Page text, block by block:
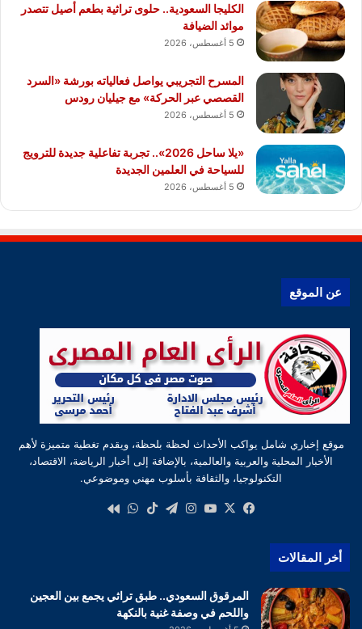
الكليجا السعودية.. حلوى تراثية بطعم أصيل تتصدر
موائد الضيافة
5 أغسطس، 2026
المسرح التجريبي يواصل فعالياته بورشة «السرد
القصصي عبر الحركة» مع جيليان رودس
5 أغسطس، 2026
«يلا ساحل 2026».. تجربة تفاعلية جديدة للترويج
للسياحة في العلمين الجديدة
5 أغسطس، 2026
عن الموقع
موقع إخباري شامل يواكب الأحداث لحظة بلحظة، ويقدم تغطية متميزة لأهم
الأخبار المحلية والعربية والعالمية، بالإضافة إلى أخبار الرياضة، الاقتصاد،
التكنولوجيا، والثقافة بأسلوب مهني وموضوعي.
فيسبوك
‫X
‫YouTube
انستقرام
تيلقرام‫TikTokواتساب
أخر المقالات
المرقوق السعودي.. طبق تراثي يجمع بين العجين
واللحم في وصفة غنية بالنكهة